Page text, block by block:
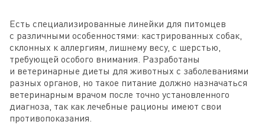
Есть специализированные линейки для питомцев
с различными особенностями: кастрированных собак,
склонных к аллергиям, лишнему весу, с шерстью,
требующей особого внимания. Разработаны
и ветеринарные диеты для животных с заболеваниями
разных органов, но такое питание должно назначаться
ветеринарным врачом после точно установленного
диагноза, так как лечебные рационы имеют свои
противопоказания.